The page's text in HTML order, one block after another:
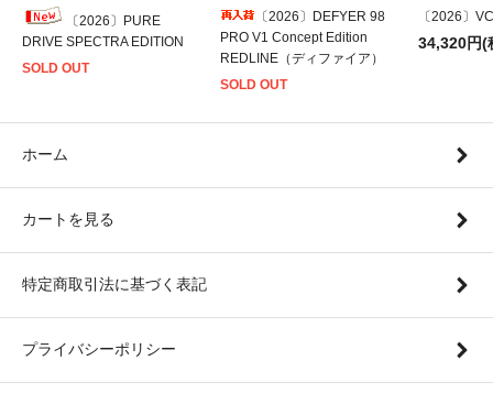
〔2026〕PURE
DRIVE SPECTRA EDITION
SOLD OUT
〔2026〕DEFYER 98
PRO V1 Concept Edition
REDLINE（ディファイア）
SOLD OUT
〔2026〕
34,320円(
ホーム
カートを見る
特定商取引法に基づく表記
プライバシーポリシー